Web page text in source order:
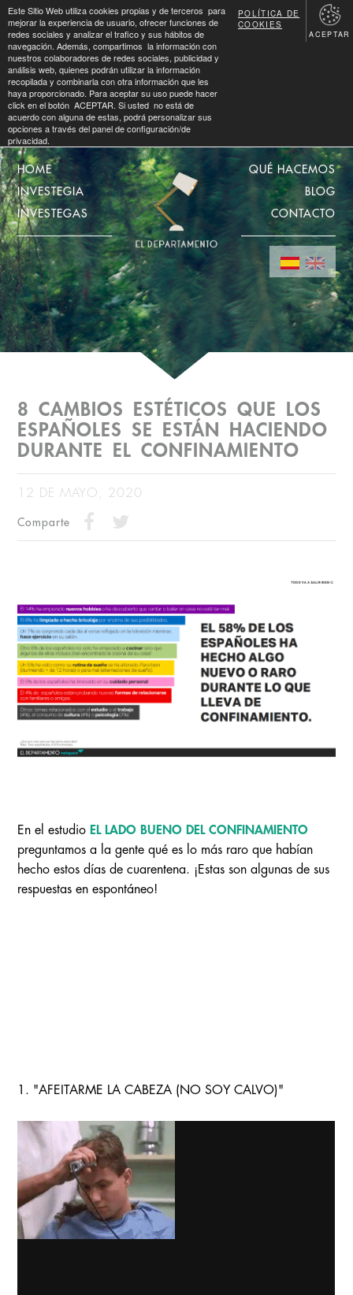
HOME
INVESTEGIA
INVESTEGAS
QUÉ HACEMOS
BLOG
CONTACTO
8 CAMBIOS ESTÉTICOS QUE LOS
ESPAÑOLES SE ESTÁN HACIENDO
DURANTE EL CONFINAMIENTO
12 DE MAYO, 2020
Comparte
En el estudio EL LADO BUENO DEL CONFINAMIENTO
preguntamos a la gente qué es lo más raro que habían
hecho estos días de cuarentena. ¡Estas son algunas de sus
respuestas en espontáneo!
1. "AFEITARME LA CABEZA (NO SOY CALVO)"
Este Sitio Web utiliza cookies propias y de terceros para
mejorar la experiencia de usuario, ofrecer funciones de
redes sociales y analizar el trafico y sus hábitos de
navegación. Además, compartimos la información con
nuestros colaboradores de redes sociales, publicidad y
análisis web, quienes podrán utilizar la información
recopilada y combinarla con otra información que les
haya proporcionado. Para aceptar su uso puede hacer
click en el botón ACEPTAR. Si usted no está de
acuerdo con alguna de estas, podrá personalizar sus
opciones a través del panel de configuración/de
privacidad.
POLÍTICA DE
COOKIES
ACEPTAR